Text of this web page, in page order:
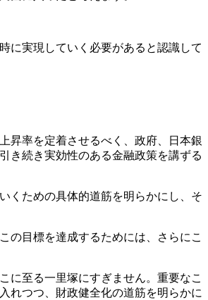
に実現していく必要があると認識して
昇率を定着させるべく、政府、日本銀
き続き実効性のある金融政策を講ずる
くための具体的道筋を明らかにし、そ
の目標を達成するためには、さらにこ
に至る一里塚にすぎません。重要なこ
れつつ、財政健全化の道筋を明らかに